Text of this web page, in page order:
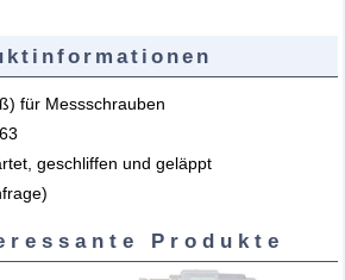
für Messschrauben
geschliffen und geläppt
Produkte